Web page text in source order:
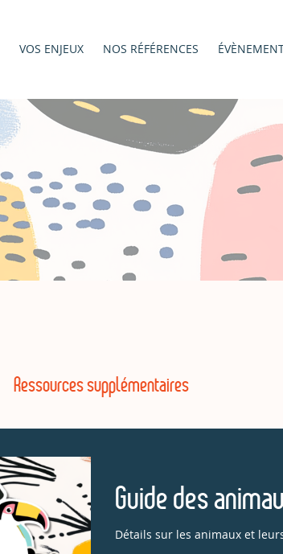
VOS ENJEUX NOS RÉFÉRENCES
Ressources supplémentaires
Guide des
Détails sur les animaux et